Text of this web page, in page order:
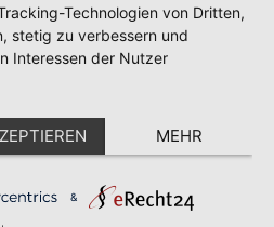
Technologien von Dritten,
stetig zu verbessern und
Interessen der Nutzer
MEHR
&